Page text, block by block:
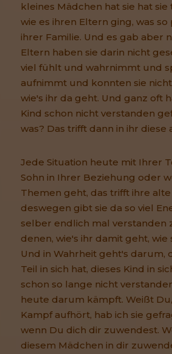
kleines Mädchen hat sie hat
wie es ihren Eltern ging, was so
ihrer Familie. Und es gab aber
Eltern haben sie darin nicht
viel fühlt und wahrnimmt und
aufnimmt und konnten sie
wie's ihr da geht. Und ganz oft
Kind schon nicht verstanden
was? Das trifft dann in ihr diese
Jede Situation heute mit Ihrer
Sohn in Ihrer Beziehung oder
Themen geht, das trifft ihre
deswegen gibt sie da so viel
selber endlich mal verstanden
denen, wie's ihr damit geht, wie
Und in Wahrheit geht's darum,
Teil in sich hat, dieses Kind in
schon so lange nicht
heute darum kämpft. Weißt
Kampf aufhört, hab ich sie
wenn Du dich dir zuwendest.
diesem Mädchen in dir